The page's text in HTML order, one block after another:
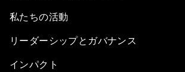
私たちの活動
リーダーシップとガバナンス
インパクト